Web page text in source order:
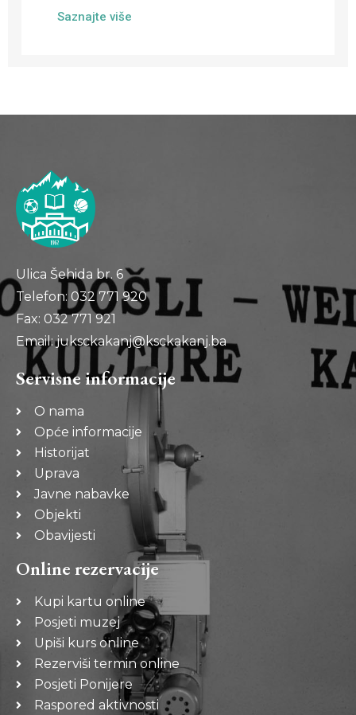
Saznajte više
Ulica Šehida br. 6
Telefon: 032 771 920
Fax: 032 771 921
Email: juksckakanj@ksckakanj.ba
Servisne informacije
O nama
Opće informacije
Historijat
Uprava
Javne nabavke
Objekti
Obavijesti
Online rezervacije
Kupi kartu online
Posjeti muzej
Upiši kurs online
Rezerviši termin online
Posjeti Ponijere
Raspored aktivnosti